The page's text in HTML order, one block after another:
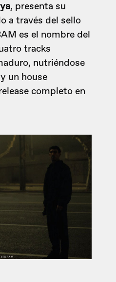
, presenta su
a través del sello
es el nombre del
tracks
nutriéndose
un house
completo en